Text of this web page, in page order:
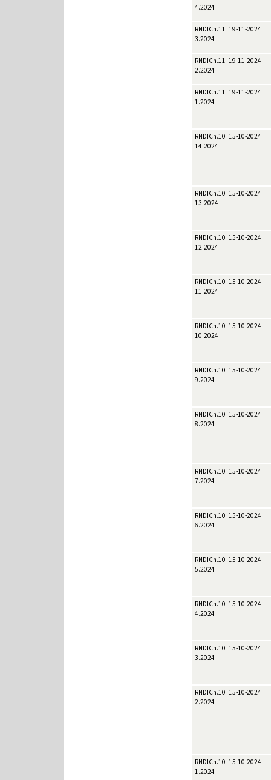
4.2024
RNDICh.11-
3.2024
19-11-2024
RNDICh.11-
2.2024
19-11-2024
RNDICh.11-
1.2024
19-11-2024
RNDICh.10-
14.2024
15-10-2024
RNDICh.10-
13.2024
15-10-2024
RNDICh.10-
12.2024
15-10-2024
RNDICh.10-
11.2024
15-10-2024
RNDICh.10-
10.2024
15-10-2024
RNDICh.10-
9.2024
15-10-2024
RNDICh.10-
8.2024
15-10-2024
RNDICh.10-
7.2024
15-10-2024
RNDICh.10-
6.2024
15-10-2024
RNDICh.10-
5.2024
15-10-2024
RNDICh.10-
4.2024
15-10-2024
RNDICh.10-
3.2024
15-10-2024
RNDICh.10-
2.2024
15-10-2024
RNDICh.10-
1.2024
15-10-2024